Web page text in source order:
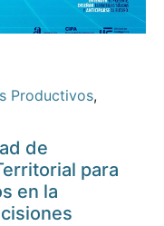
Productivos,
de
para
en la